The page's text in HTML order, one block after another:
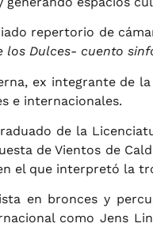
repertorio de
los Dulces- cuento
ex integrante de
e internacionales.
de la
de Vientos de
el que interpretó la
en bronces y
como Jens